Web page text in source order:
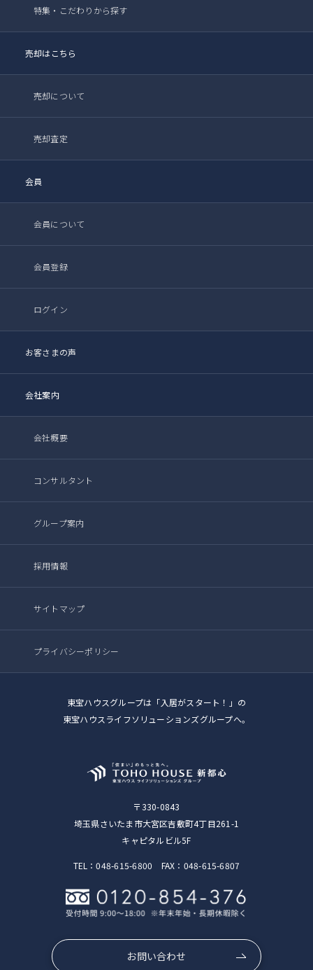
特集・こだわりから探す
売却はこちら
売却について
売却査定
会員
会員について
会員登録
ログイン
お客さまの声
会社案内
会社概要
コンサルタント
グループ案内
採用情報
サイトマップ
プライバシーポリシー
東宝ハウスグループは「入居がスタート！」の
東宝ハウスライフソリューションズグループへ。
〒330-0843
埼玉県さいたま市大宮区吉敷町4丁目261-1
キャピタルビル5F
TEL：048-615-6800 FAX：048-615-6807
お問い合わせ